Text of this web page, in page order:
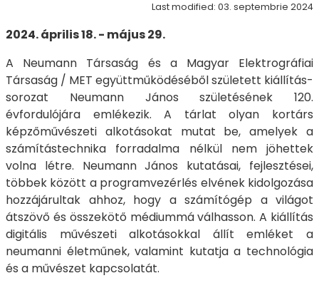
Last modified: 03. septembrie 2024
2024. április 18. - május 29.
A Neumann Társaság és a Magyar Elektrográfiai
Társaság / MET együttműködéséből született kiállítás-
sorozat Neumann János születésének 120.
évfordulójára emlékezik. A tárlat olyan kortárs
képzőművészeti alkotásokat mutat be, amelyek a
számítástechnika forradalma nélkül nem jöhettek
volna létre. Neumann János kutatásai, fejlesztései,
többek között a programvezérlés elvének kidolgozása
hozzájárultak ahhoz, hogy a számítógép a világot
átszövő és összekötő médiummá válhasson. A kiállítás
digitális művészeti alkotásokkal állít emléket a
neumanni életműnek, valamint kutatja a technológia
és a művészet kapcsolatát.